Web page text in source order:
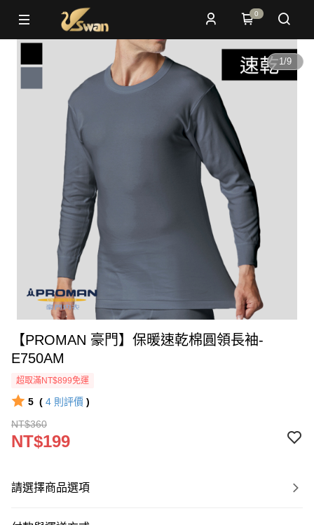
0
1/9
【PROMAN 豪門】保暖速乾棉圓領長袖-
E750AM
超取滿NT$899免運
5 ( 4 則評價 )
NT$360
NT$199
請選擇商品選項